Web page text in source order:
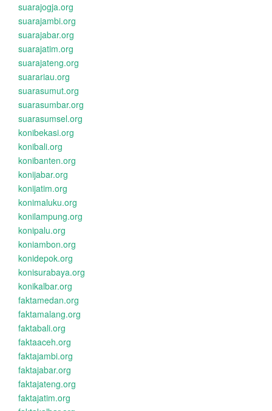
suarajogja.org
suarajambi.org
suarajabar.org
suarajatim.org
suarajateng.org
suarariau.org
suarasumut.org
suarasumbar.org
suarasumsel.org
konibekasi.org
konibali.org
konibanten.org
konijabar.org
konijatim.org
konimaluku.org
konilampung.org
konipalu.org
koniambon.org
konidepok.org
konisurabaya.org
konikalbar.org
faktamedan.org
faktamalang.org
faktabali.org
faktaaceh.org
faktajambi.org
faktajabar.org
faktajateng.org
faktajatim.org